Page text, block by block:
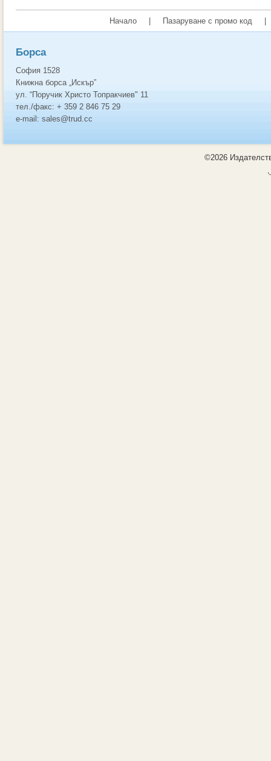
Начало Пазаруване с промо код
Борса
София 1528
Книжна борса „Искър”
ул. “Поручик Христо Топракчиев" 11
тел./факс: + 359 2 846 75 29
e-mail: sales@trud.cc
©2026